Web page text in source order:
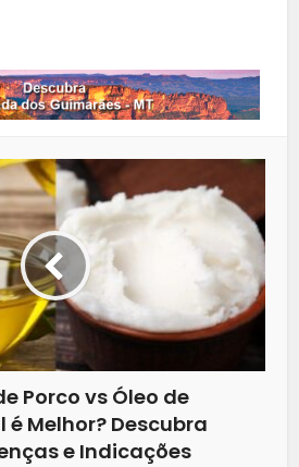
Porco vs Óleo de
é Melhor? Descubra
e Indicações